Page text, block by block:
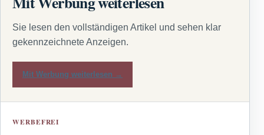
Sie lesen den vollständigen Artikel und sehen klar
gekennzeichnete Anzeigen.
Mit Werbung weiterlesen →
WERBEFREI